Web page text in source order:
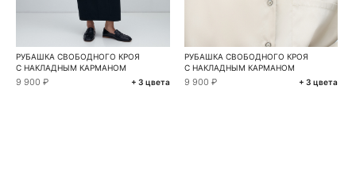
РУБАШКА СВОБОДНОГО КРОЯ
С НАКЛАДНЫМ КАРМАНОМ
9 900 ₽ + 3 цвета
РУБАШКА СВОБОДНОГО КРОЯ
С НАКЛАДНЫМ КАРМАНОМ
9 900 ₽ + 3 цвета